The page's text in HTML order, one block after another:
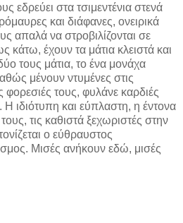
εδρεύει στα τσιμεντένια στενά
και διάφανες, ονειρικά
απαλά να στροβιλίζονται σε
έχουν τα μάτια κλειστά και
τους μάτια, το ένα μονάχα
μένουν ντυμένες στις
φορεσιές τους, φυλάνε καρδιές
Η ιδιότυπη και εύπλαστη, η έντονα
τις καθιστά ξεχωριστές στην
ο εύθραυστος
Μισές ανήκουν εδώ, μισές